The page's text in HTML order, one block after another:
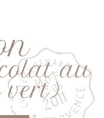
au
vert)